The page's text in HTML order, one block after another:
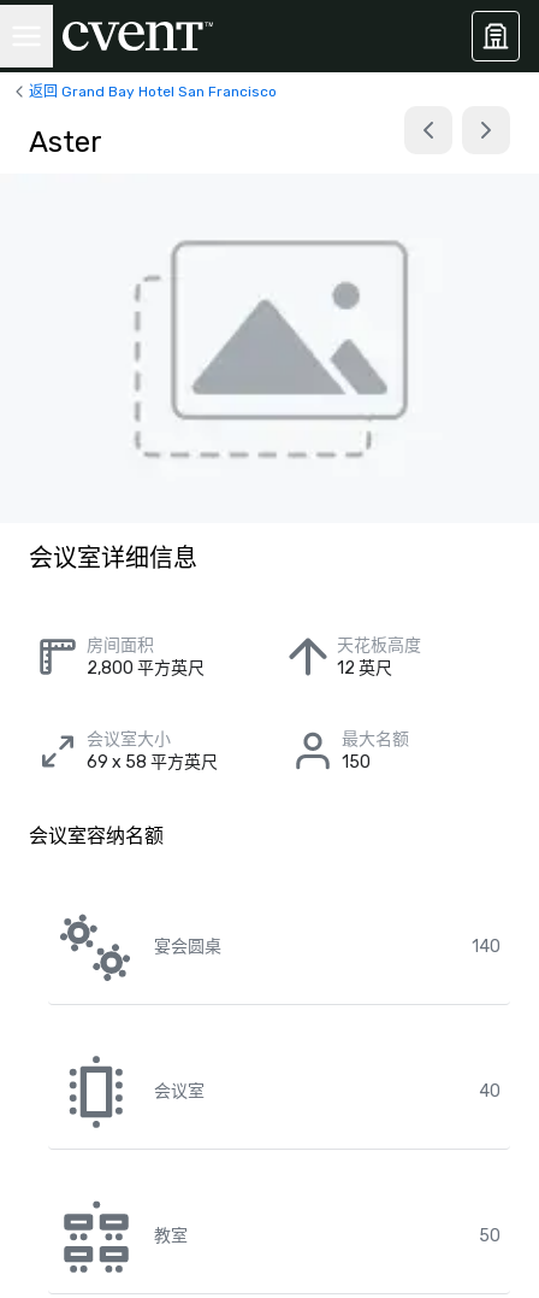
返回 Grand Bay Hotel San Francisco
Aster
会议室详细信息
房间面积
2,800 平方英尺
天花板高度
12 英尺
会议室大小
69 x 58 平方英尺
最大名额
150
会议室容纳名额
宴会圆桌 140
会议室 40
教室 50